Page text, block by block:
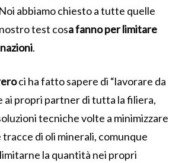
abbiamo chiesto a tutte quelle
test cosa fanno per limitare
.
ci ha fatto sapere di “lavorare da
ai propri partner di tutta la filiera,
tecniche volte a minimizzare
tracce di oli minerali, comunque
la quantità nei propri